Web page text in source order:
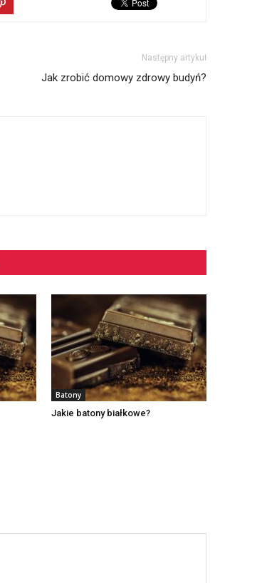
Następny artykuł
Jak zrobić domowy zdrowy budyń?
Batony
Jakie batony białkowe?